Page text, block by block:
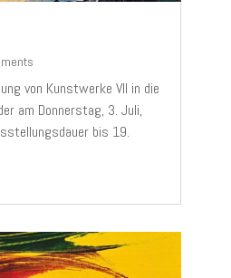
von Kunstwerke VII in die
am Donnerstag, 3. Juli,
bis 19.